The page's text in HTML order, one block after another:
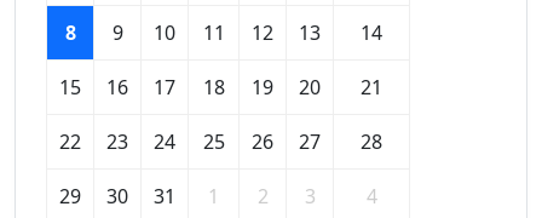
8 9 10 11 12 13 14
15 16 17 18 19 20 21
22 23 24 25 26 27 28
29 30 31 1 2 3 4